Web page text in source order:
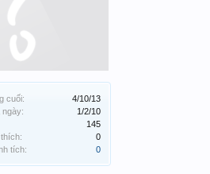
cuối:
4/10/13
ngày:
1/2/10
145
0
tích:
0